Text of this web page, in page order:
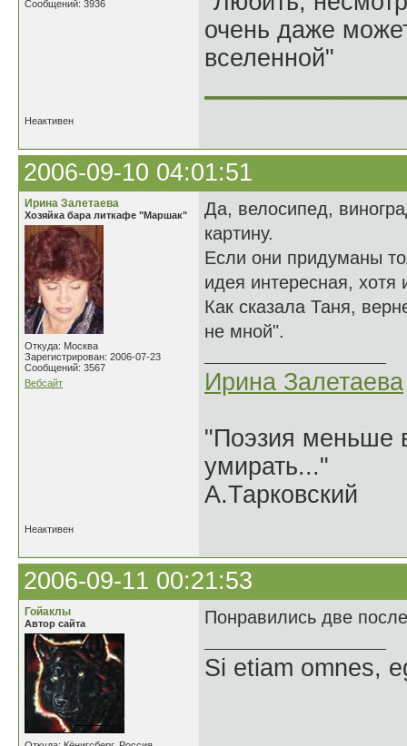
Сообщений: 3936
очень даже
вселенной"
Неактивен
2006-09-10 04:01:51
Ирина Залетаева
Хозяйка бара литкафе "Маршак"
Откуда: Москва
Зарегистрирован: 2006-07-23
Сообщений: 3567
Вебсайт
Да, велосипед,
картину.
Если они придуманы
идея интересная,
Как сказала Таня,
не мной".
Ирина Залетаева
"Поэзия меньше
умирать..."
А.Тарковский
Неактивен
2006-09-11 00:21:53
Гойаклы
Автор сайта Понравились две
Si etiam omnes,